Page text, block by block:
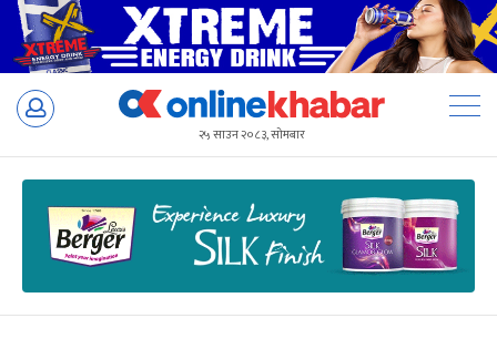
Skip
२५ साउन २०८३, सोमबार